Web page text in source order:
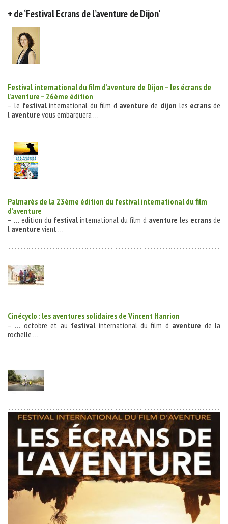
+ de ‘Festival Ecrans de l’aventure de Dijon’
Festivalinternational du film d’aventure de Dijon – les écrans de
l’aventure – 26ème édition
– le festivalinternational du film d aventure de dijon les ecrans de
l aventure vous embarquera …
Palmarès de la 23ème édition du festivalinternational du film
d’aventure
– … edition du festivalinternational du film d aventure les ecrans de
l aventure vient …
Cinécyclo : les aventures solidaires de Vincent Hanrion
– … octobre et au festivalinternational du film d aventure de la
rochelle …